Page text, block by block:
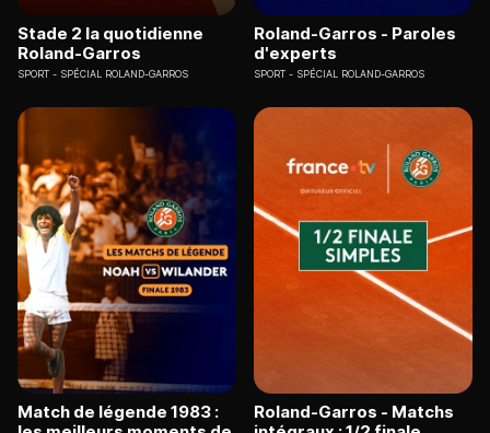
Stade 2 la quotidienne
Roland-Garros
SPORT SPÉCIAL ROLAND-GARROS
Roland-Garros - Paroles
d'experts
SPORT SPÉCIAL ROLAND-GARROS
Match de légende 1983 :
Roland-Garros - Matchs